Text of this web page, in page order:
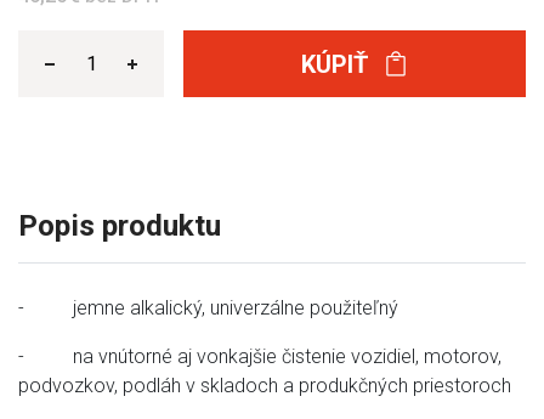
KÚPIŤ
Popis produktu
- jemne alkalický, univerzálne použiteľný
- na vnútorné aj vonkajšie čistenie vozidiel, motorov,
podvozkov, podláh v skladoch a produkčných priestoroch